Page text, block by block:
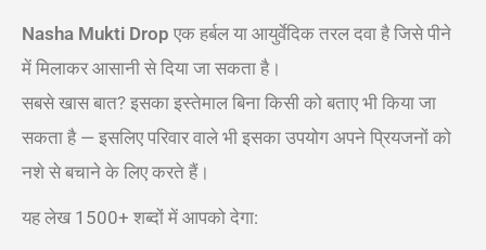
Nasha Mukti Drop एक हर्बल या आयुर्वेदिक तरल दवा है जिसे पीने
में मिलाकर आसानी से दिया जा सकता है।
सबसे खास बात? इसका इस्तेमाल बिना किसी को बताए भी किया जा
सकता है — इसलिए परिवार वाले भी इसका उपयोग अपने प्रियजनों को
नशे से बचाने के लिए करते हैं।
यह लेख 1500+ शब्दों में आपको देगा: